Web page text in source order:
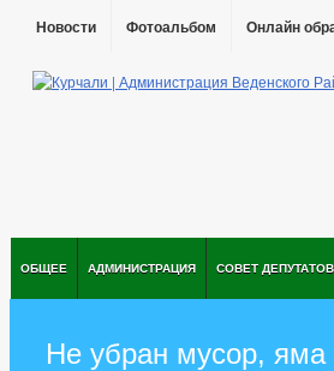
Новости Фотоальбом Онлайн
ОБЩЕЕ АДМИНИСТРАЦИЯ СОВЕТ ДЕПУТАТОВ
Не убран мусор, яма